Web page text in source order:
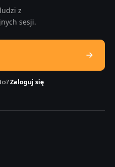
z
sesji.
Zaloguj się